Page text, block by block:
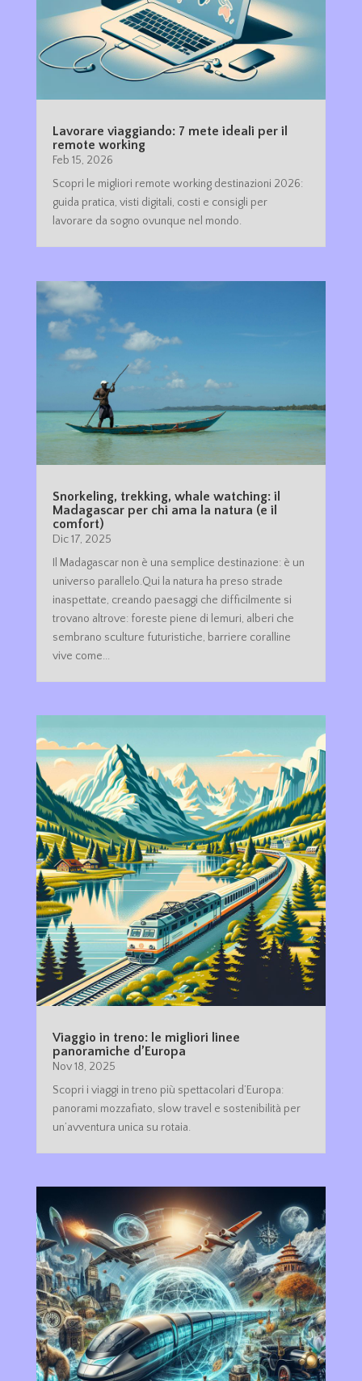
Lavorare viaggiando: 7 mete ideali per il
remote working
Feb 15, 2026
Scopri le migliori remote working destinazioni 2026:
guida pratica, visti digitali, costi e consigli per
lavorare da sogno ovunque nel mondo.
Snorkeling, trekking, whale watching: il
Madagascar per chi ama la natura (e il
comfort)
Dic 17, 2025
Il Madagascar non è una semplice destinazione: è un
universo parallelo.Qui la natura ha preso strade
inaspettate, creando paesaggi che difficilmente si
trovano altrove: foreste piene di lemuri, alberi che
sembrano sculture futuristiche, barriere coralline
vive come...
Viaggio in treno: le migliori linee
panoramiche d’Europa
Nov 18, 2025
Scopri i viaggi in treno più spettacolari d’Europa:
panorami mozzafiato, slow travel e sostenibilità per
un’avventura unica su rotaia.